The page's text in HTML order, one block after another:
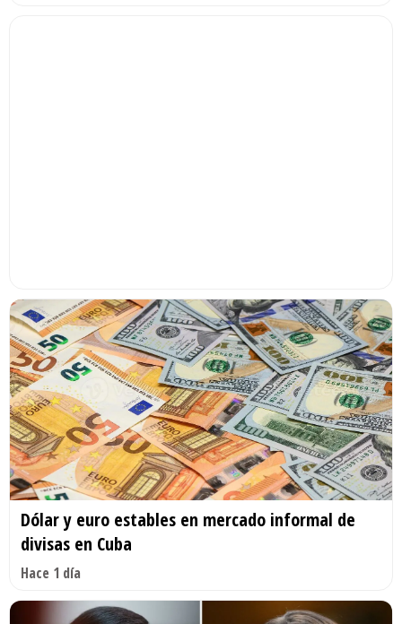
Dólar y euro estables en mercado informal de
divisas en Cuba
Hace 1 día